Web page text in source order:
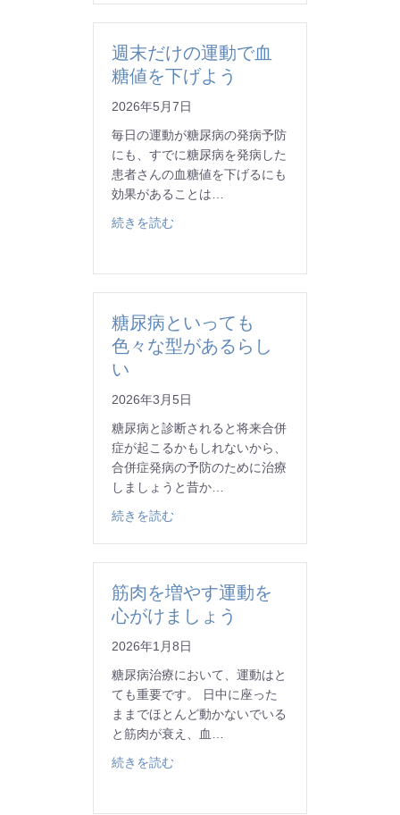
週末だけの運動で血
糖値を下げよう
2026年5月7日
毎日の運動が糖尿病の発病予防
にも、すでに糖尿病を発病した
患者さんの血糖値を下げるにも
効果があることは…
続きを読む
糖尿病といっても
色々な型があるらし
い
2026年3月5日
糖尿病と診断されると将来合併
症が起こるかもしれないから、
合併症発病の予防のために治療
しましょうと昔か…
続きを読む
筋肉を増やす運動を
心がけましょう
2026年1月8日
糖尿病治療において、運動はと
ても重要です。 日中に座った
ままでほとんど動かないでいる
と筋肉が衰え、血…
続きを読む